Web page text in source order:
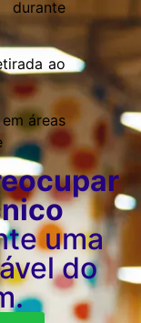
ao
áreas
uma
do